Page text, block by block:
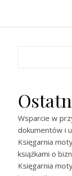
Wsparcie w
dokumentów i
Księgarnia
książkami o
Księgarnia